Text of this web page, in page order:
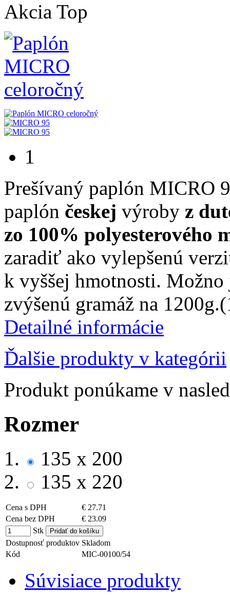
Akcia Top
1
Prešívaný paplón MICRO
paplón českej výroby z
zo 100% polyesterového
zaradiť ako vylepšenú
k vyššej hmotnosti.
zvýšenú gramáž na
Detailné informácie
Ďalšie produkty v kategórii
Produkt ponúkame v
Rozmer
135 x 200
135 x 220
Cena s DPH
€ 27.71
Cena bez DPH
€ 23.09
Stk
Dostupnosť produktov Skladom
Kód
MIC-00100/54
Súvisiace produkty